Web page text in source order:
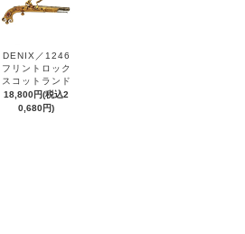
DENIX／1246
フリントロック
スコットランド
18,800円(税込2
0,680円)